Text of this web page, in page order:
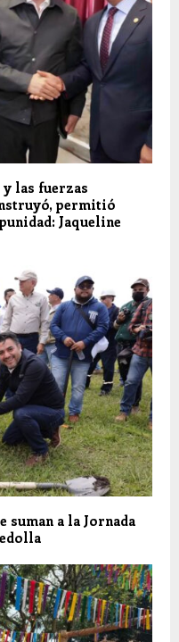
las fuerzas
permitió
Jaqueline
suman a la Jornada